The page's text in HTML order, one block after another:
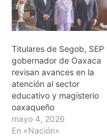
Titulares de Segob, SEP
gobernador de Oaxaca
revisan avances en la
atención al sector
educativo y magisterio
oaxaqueño
mayo 4, 2026
En «Nación»